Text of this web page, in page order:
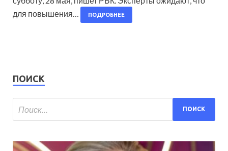
для повышения…
ПОДРОБНЕЕ
ПОИСК